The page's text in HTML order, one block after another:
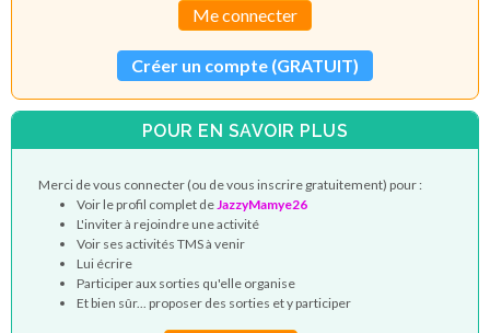
Me connecter
Créer un compte (GRATUIT)
POUR EN SAVOIR PLUS
Merci de vous connecter (ou de vous inscrire gratuitement) pour :
Voir le profil complet deJazzyMamye26
L'inviter à rejoindre une activité
Voir ses activités TMS à venir
Lui écrire
Participer aux sorties qu'elle organise
Et bien sûr... proposer des sorties et y participer